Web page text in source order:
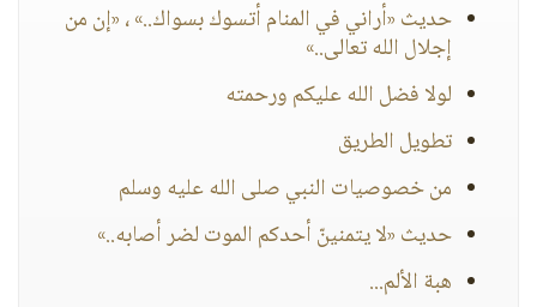
حديث «أراني في المنام أتسوك بسواك..» ، «إن من
إجلال الله تعالى..»
لولا فضل الله عليكم ورحمته
تطويل الطريق
من خصوصيات النبي صلى الله عليه وسلم
حديث «لا يتمنينّ أحدكم الموت لضر أصابه..»
هبة الألم...